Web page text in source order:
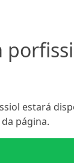
estará
página.